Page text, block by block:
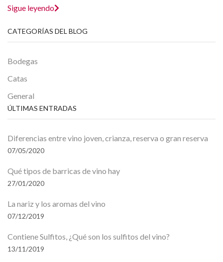
Sigue leyendo
CATEGORÍAS DEL BLOG
Bodegas
Catas
General
ÚLTIMAS ENTRADAS
Diferencias entre vino joven, crianza, reserva o gran reserva
07/05/2020
Qué tipos de barricas de vino hay
27/01/2020
La nariz y los aromas del vino
07/12/2019
Contiene Sulfitos, ¿Qué son los sulfitos del vino?
13/11/2019